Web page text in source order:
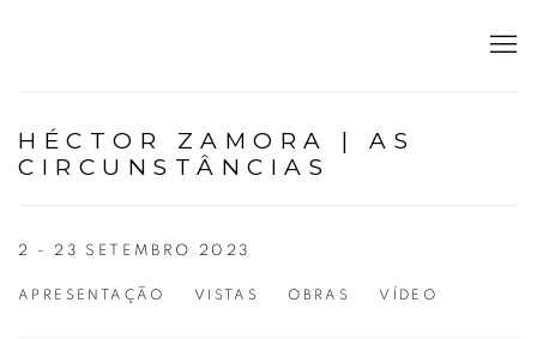
HÉCTOR ZAMORA | AS
CIRCUNSTÂNCIAS
2 - 23 SETEMBRO 2023
APRESENTAÇÃO VISTAS OBRAS VÍDEO